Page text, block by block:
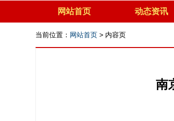
网站首页 动态资讯
当前位置： 网站首页 > 内容页
南